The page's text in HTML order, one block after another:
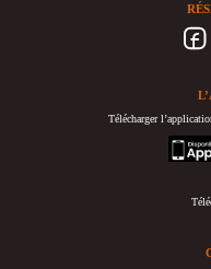
Télécharger
appstore